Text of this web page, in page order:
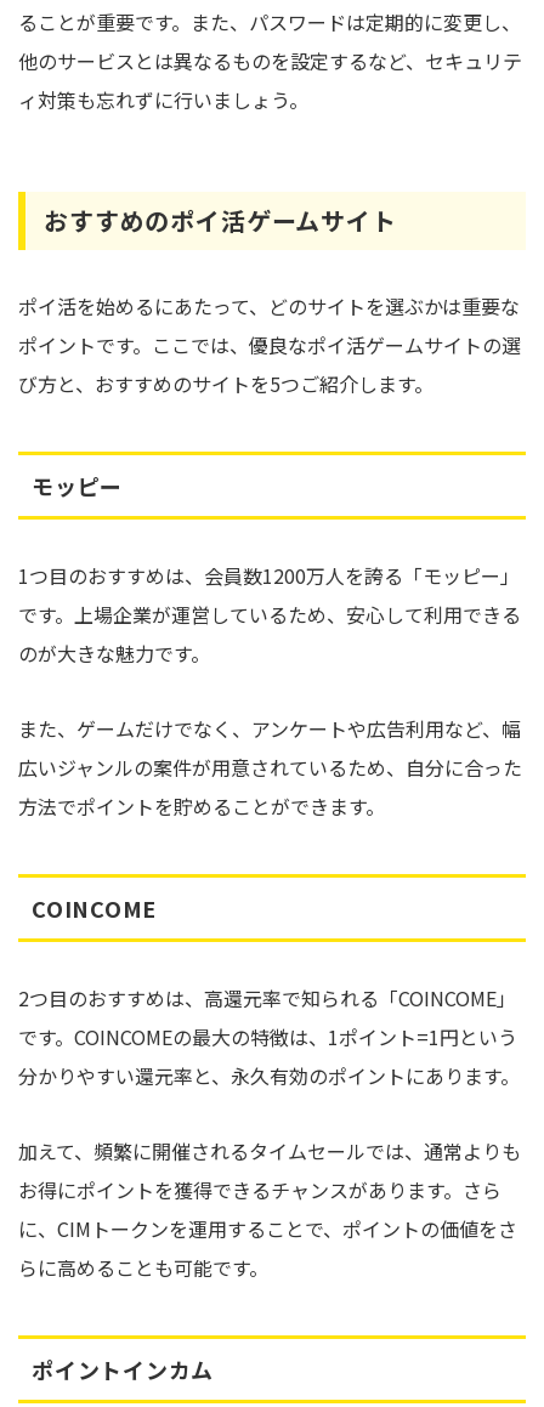
ることが重要です。また、パスワードは定期的に変更し、
他のサービスとは異なるものを設定するなど、セキュリテ
ィ対策も忘れずに行いましょう。
おすすめのポイ活ゲームサイト
ポイ活を始めるにあたって、どのサイトを選ぶかは重要な
ポイントです。ここでは、優良なポイ活ゲームサイトの選
び方と、おすすめのサイトを5つご紹介します。
モッピー
1つ目のおすすめは、会員数1200万人を誇る「モッピー」
です。上場企業が運営しているため、安心して利用できる
のが大きな魅力です。
また、ゲームだけでなく、アンケートや広告利用など、幅
広いジャンルの案件が用意されているため、自分に合った
方法でポイントを貯めることができます。
COINCOME
2つ目のおすすめは、高還元率で知られる「COINCOME」
です。COINCOMEの最大の特徴は、1ポイント=1円という
分かりやすい還元率と、永久有効のポイントにあります。
加えて、頻繁に開催されるタイムセールでは、通常よりも
お得にポイントを獲得できるチャンスがあります。さら
に、CIMトークンを運用することで、ポイントの価値をさ
らに高めることも可能です。
ポイントインカム